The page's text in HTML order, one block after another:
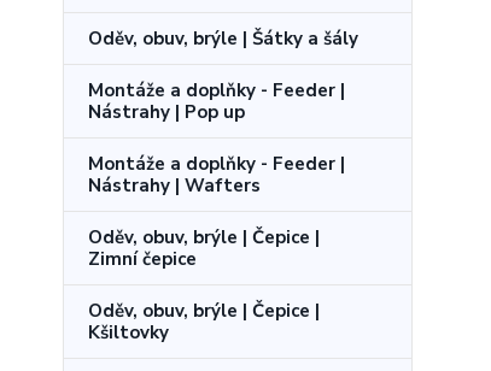
Oděv, obuv, brýle | Šátky a šály
Montáže a doplňky - Feeder |
Nástrahy | Pop up
Montáže a doplňky - Feeder |
Nástrahy | Wafters
Oděv, obuv, brýle | Čepice |
Zimní čepice
Oděv, obuv, brýle | Čepice |
Kšiltovky